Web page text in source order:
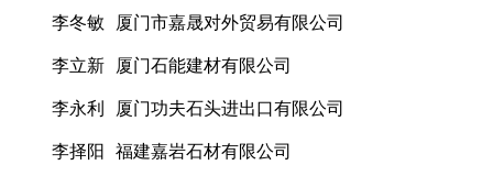
李冬敏 厦门市嘉晟对外贸易有限公司
李立新 厦门石能建材有限公司
李永利 厦门功夫石头进出口有限公司
李择阳 福建嘉岩石材有限公司